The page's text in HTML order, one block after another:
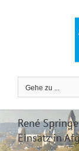
Gehe zu ...
René
Einsatz in